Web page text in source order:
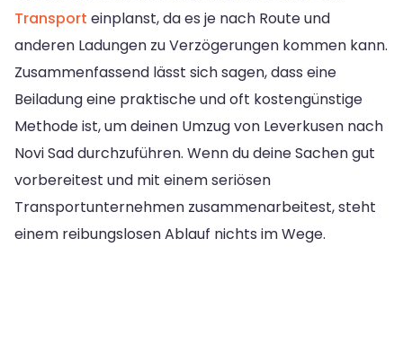
Transport einplanst, da es je nach Route und
anderen Ladungen zu Verzögerungen kommen kann.
Zusammenfassend lässt sich sagen, dass eine
Beiladung eine praktische und oft kostengünstige
Methode ist, um deinen Umzug von Leverkusen nach
Novi Sad durchzuführen. Wenn du deine Sachen gut
vorbereitest und mit einem seriösen
Transportunternehmen zusammenarbeitest, steht
einem reibungslosen Ablauf nichts im Wege.